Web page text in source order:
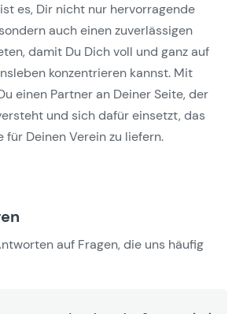
es, Dir nicht nur hervorragende
auch einen zuverlässigen
damit Du Dich voll und ganz auf
konzentrieren kannst. Mit
einen Partner an Deiner Seite, der
und sich dafür einsetzt, das
für Deinen Verein zu liefern.
auf Fragen, die uns häufig